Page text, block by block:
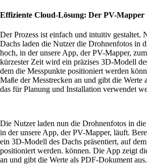
Effiziente Cloud-Lösung: Der PV-Mapper
Der Prozess ist einfach und intuitiv gestaltet.
Dachs laden die Nutzer die Drohnenfotos in
hoch, in der unsere App, der PV-Mapper,
kürzester Zeit wird ein präzises 3D-Modell
dem die Messpunkte positioniert werden
Maße der Messtrecken an und gibt die Werte
das für Planung und Installation verwendet
Die Nutzer laden nun die Drohnenfotos in
in der unsere App, der PV-Mapper, läuft.
ein 3D-Modell des Dachs präsentiert, auf
positioniert werden. können. Die App zeigt
an und gibt die Werte als PDF-Dokument aus.